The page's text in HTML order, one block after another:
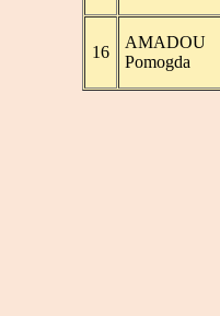
16
AMADOU
Pomogda